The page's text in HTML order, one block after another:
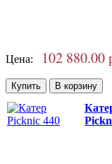
Цена: 102 880.00